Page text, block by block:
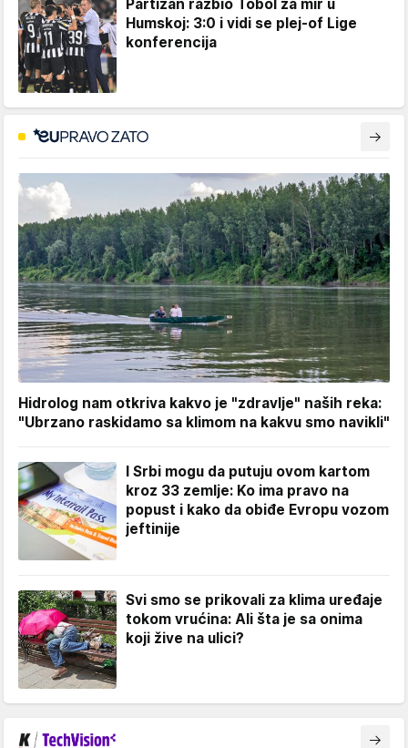
Partizan razbio Tobol za mir u
Humskoj: 3:0 i vidi se plej-of Lige
konferencija
Hidrolog nam otkriva kakvo je "zdravlje" naših reka:
"Ubrzano raskidamo sa klimom na kakvu smo navikli"
I Srbi mogu da putuju ovom kartom
kroz 33 zemlje: Ko ima pravo na
popust i kako da obiđe Evropu vozom
jeftinije
Svi smo se prikovali za klima uređaje
tokom vrućina: Ali šta je sa onima
koji žive na ulici?